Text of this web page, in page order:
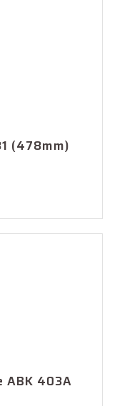
(478mm)
ABK 403A